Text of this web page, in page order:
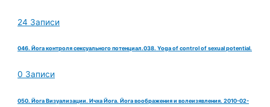
24 Записи
046. Йога контроля сексуального потенциал.038. Yoga of control of sexual potential.
0 Записи
050. Йога Визуализации. Ичха Йога. Йога воображения и волеизявления. 2010-02-